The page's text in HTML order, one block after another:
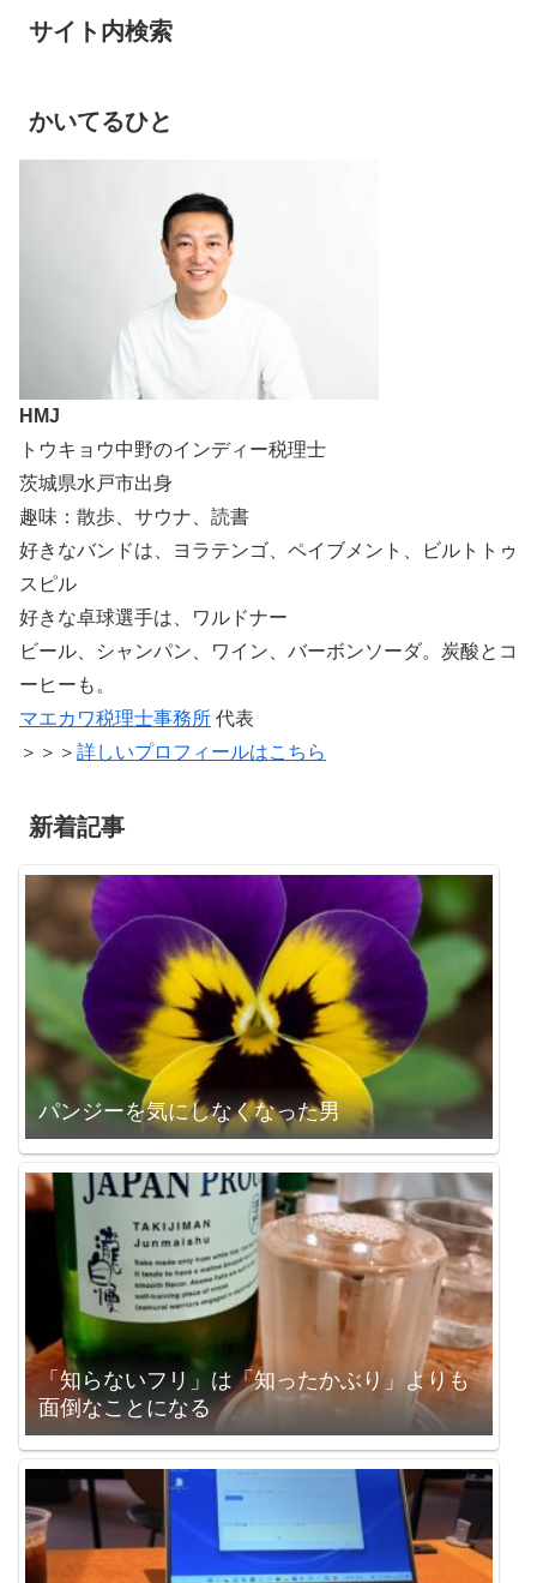
サイト内検索
かいてるひと
HMJ
トウキョウ中野のインディー税理士
茨城県水戸市出身
趣味：散歩、サウナ、読書
好きなバンドは、ヨラテンゴ、ペイブメント、ビルトトゥ
スピル
好きな卓球選手は、ワルドナー
ビール、シャンパン、ワイン、バーボンソーダ。炭酸とコ
ーヒーも。
マエカワ税理士事務所 代表
＞＞＞ 詳しいプロフィールはこちら
新着記事
パンジーを気にしなくなった男
「知らないフリ」は「知ったかぶり」よりも
面倒なことになる